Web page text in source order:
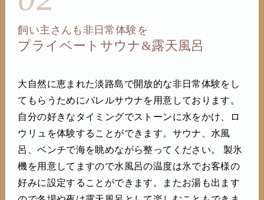
飼い主さんも非日常体験を
プライベートサウナ&露天風呂
大自然に恵まれた淡路島で開放的な非日常体験をし
てもらうためにバレルサウナを用意しております。
自分の好きなタイミングでストーンに水をかけ、ロ
ウリュを体験することができます。サウナ、水風
呂、ベンチで海を眺めながら整ってください。 製氷
機を用意してますので水風呂の温度は氷でお客様の
好みに設定することができます。またお湯も出ます